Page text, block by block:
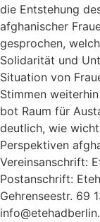
die Entstehung
afghanischer
gesprochen,
Solidarität und
Situation von
Stimmen
bot Raum für
deutlich, wie
Perspektiven
Vereinsanschrift:
Postanschrift:
Gehrenseestr. 69